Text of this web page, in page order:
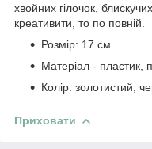
хвойних гілочок,
креативити, то по повній.
Розмір: 17 см.
Матеріал - пластик,
Колір: золотистий,
Приховати